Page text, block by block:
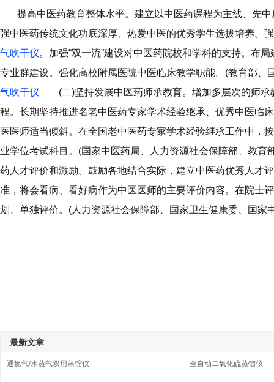
提高中医药教育整体水平。建立以中医药课程为主线、先中
强中医药传统文化功底深厚、热爱中医的优秀学生选拔培养。
气吹干仪。加强“双一流”建设对中医药院校和学科的支持。布
专业群建设。强化高校附属医院中医临床教学职能。(教育部
气吹干仪 (二)坚持发展中医药师承教育。增加多层次的师承
程。长期坚持推进名老中医药专家学术经验继承、优秀中医临
医医师适当倾斜。在全国老中医药专家学术经验继承工作中，
业学位考试科目。(国家中医药局、人力资源社会保障部、教育
药人才评价和激励。鼓励各地结合实际，建立中医药优秀人才
准，将会看病、看好病作为中医医师的主要评价内容。在院士
划、单独评价。(人力资源社会保障部、国家卫生健康委、国
最新文章
通氮气/水蒸气双用蒸馏仪 全自动二氧化硫蒸馏仪